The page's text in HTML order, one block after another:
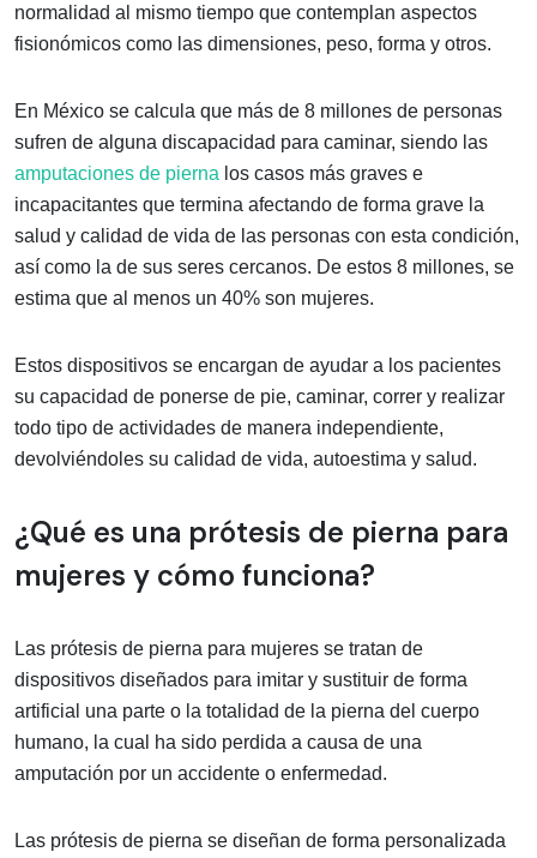
normalidad al mismo tiempo que contemplan aspectos
fisionómicos como las dimensiones, peso, forma y otros.
En México se calcula que más de 8 millones de personas
sufren de alguna discapacidad para caminar, siendo las
amputaciones de pierna los casos más graves e
incapacitantes que termina afectando de forma grave la
salud y calidad de vida de las personas con esta condición,
así como la de sus seres cercanos. De estos 8 millones, se
estima que al menos un 40% son mujeres.
Estos dispositivos se encargan de ayudar a los pacientes
su capacidad de ponerse de pie, caminar, correr y realizar
todo tipo de actividades de manera independiente,
devolviéndoles su calidad de vida, autoestima y salud.
¿Qué es una prótesis de pierna para
mujeres y cómo funciona?
Las prótesis de pierna para mujeres se tratan de
dispositivos diseñados para imitar y sustituir de forma
artificial una parte o la totalidad de la pierna del cuerpo
humano, la cual ha sido perdida a causa de una
amputación por un accidente o enfermedad.
Las prótesis de pierna se diseñan de forma personalizada